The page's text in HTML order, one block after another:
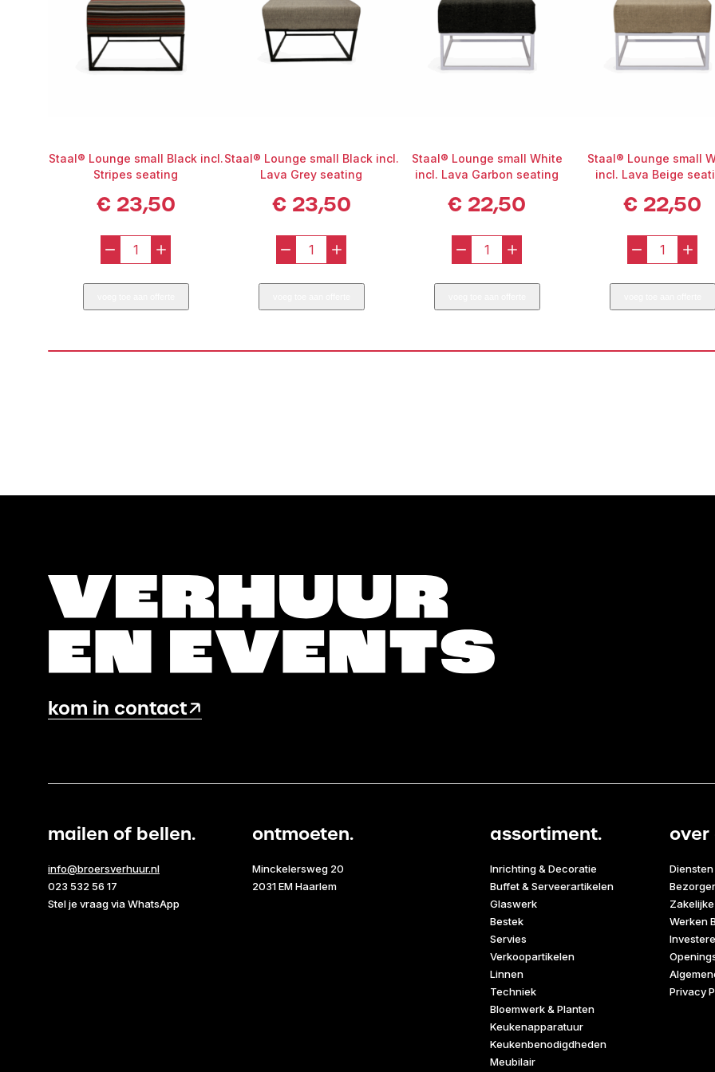
Staal® Lounge small Black incl.
Stripes seating
€23,50
-
Staal®
Lounge
small
incl.
+
Staal® Lounge small Black incl.
Lava Grey seating
€23,50
-
Staal®
Lounge
small
incl.
+
Staal® Lounge small White
incl. Lava Garbon seating
€ 22,50
-
Staal®
Lounge
small
incl.
+
Staal® Lounge small
incl. Lava Beige
€ 22,50
-
Staal®
Lounge
small
incl.
+
kom in contact
mailen of bellen.
info@broersverhuur.nl
023 532 56 17
Stel je vraag via WhatsApp
ontmoeten.
Minckelersweg 20
2031 EM Haarlem
assortiment.
Inrichting & Decoratie
Buffet & Serveerartikelen
Glaswerk
Bestek
Servies
Verkoopartikelen
Linnen
Techniek
Bloemwerk & Planten
Keukenapparatuur
Keukenbenodigdheden
Meubilair
over
Diensten
Werken
Privacy